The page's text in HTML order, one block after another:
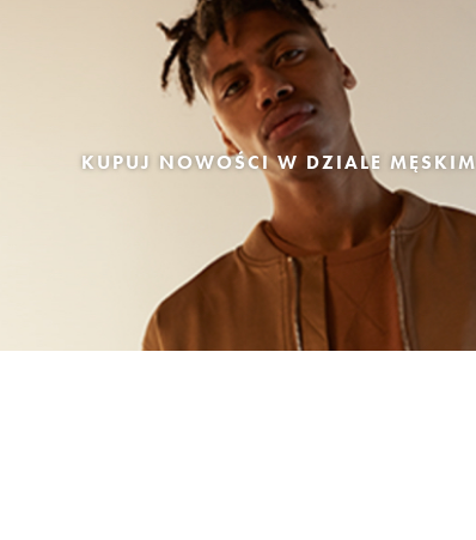
KUPUJ NOWOŚCI W DZIALE MĘSKIM